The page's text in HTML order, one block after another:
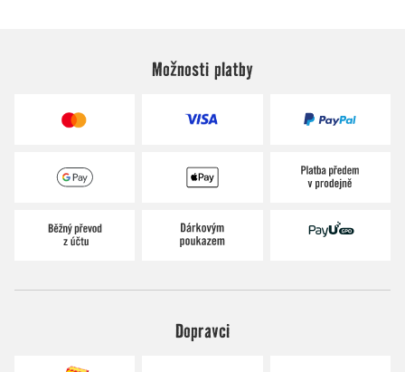
Možnosti platby
Dopravci